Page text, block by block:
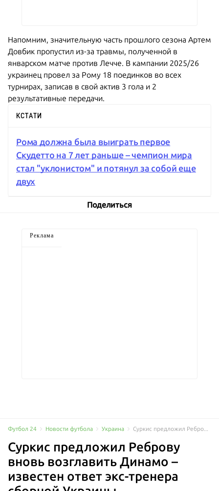
Напомним, значительную часть прошлого сезона Артем
Довбик пропустил из-за травмы, полученной в
январском матче против Лечче. В кампании 2025/26
украинец провел за Рому 18 поединков во всех
турнирах, записав в свой актив 3 гола и 2
результативные передачи.
КСТАТИ
Рома должна была выиграть первое
Скудетто на 7 лет раньше – чемпион мира
стал "уклонистом" и потянул за собой еще
двух
Поделиться
Реклама